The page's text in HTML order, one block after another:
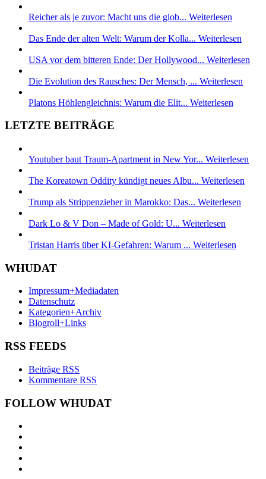
Reicher als je zuvor: Macht uns die glob... Weiterlesen
Das Ende der alten Welt: Warum der Kolla... Weiterlesen
USA vor dem bitteren Ende: Der Hollywood... Weiterlesen
Die Evolution des Rausches: Der Mensch, ... Weiterlesen
Platons Höhlengleichnis: Warum die Elit... Weiterlesen
LETZTE BEITRÄGE
Youtuber baut Traum-Apartment in New Yor... Weiterlesen
The Koreatown Oddity kündigt neues Albu... Weiterlesen
Trump als Strippenzieher in Marokko: Das... Weiterlesen
Dark Lo & V Don – Made of Gold: U... Weiterlesen
Tristan Harris über KI-Gefahren: Warum ... Weiterlesen
WHUDAT
Impressum+Mediadaten
Datenschutz
Kategorien+Archiv
Blogroll+Links
RSS FEEDS
Beiträge RSS
Kommentare RSS
FOLLOW WHUDAT